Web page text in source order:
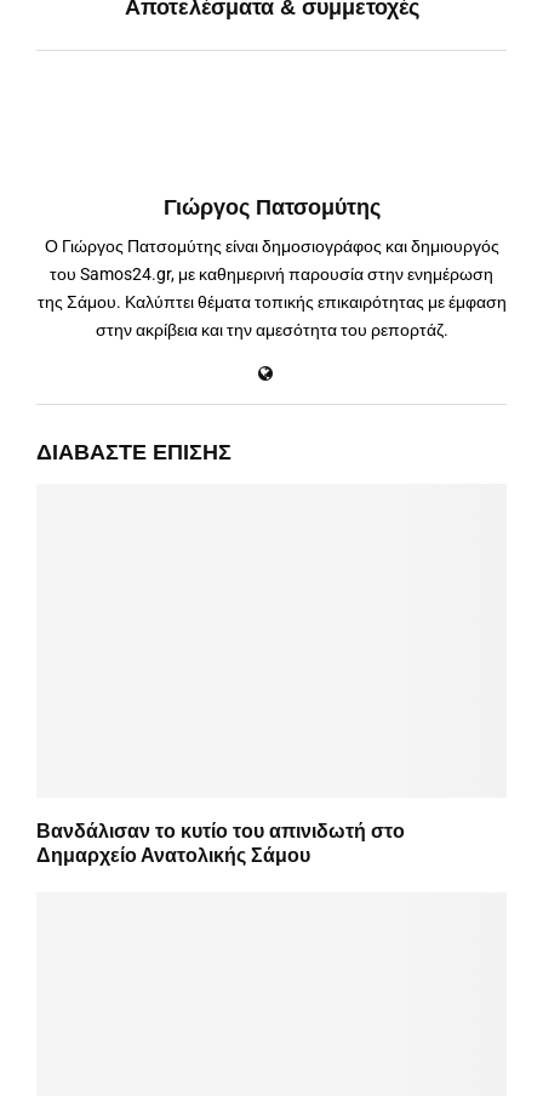
Αποτελέσματα & συμμετοχές
Γιώργος Πατσομύτης
Ο Γιώργος Πατσομύτης είναι δημοσιογράφος και δημιουργός
του Samos24.gr, με καθημερινή παρουσία στην ενημέρωση
της Σάμου. Καλύπτει θέματα τοπικής επικαιρότητας με έμφαση
στην ακρίβεια και την αμεσότητα του ρεπορτάζ.
ΔΙΑΒΆΣΤΕ ΕΠΊΣΗΣ
Βανδάλισαν το κυτίο του απινιδωτή στο
Δημαρχείο Ανατολικής Σάμου